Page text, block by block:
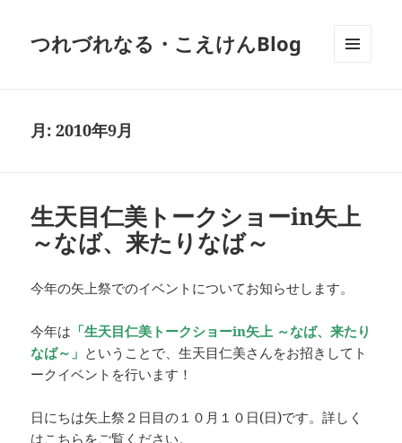
つれづれなる・こえけんBlog
月:2010年9月
生天目仁美トークショーin矢上
～なば、来たりなば～
今年の矢上祭でのイベントについてお知らせします。
今年は 「生天目仁美トークショーin矢上 ～なば、来たり
なば～」 ということで、生天目仁美さんをお招きしてト
ークイベントを行います！
日にちは矢上祭２日目の１０月１０日(日)です。詳しく
はこちらをご覧ください。